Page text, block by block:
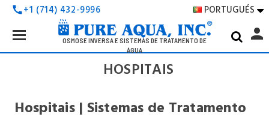
call+1 (714) 432-9996 PORTUGUÉS 
OSMOSE INVERSA E SISTEMAS DE TRATAMENTO DE
ÁGUA
Search
Keyword:
person
HOSPITAIS
Hospitais | Sistemas de Tratamento